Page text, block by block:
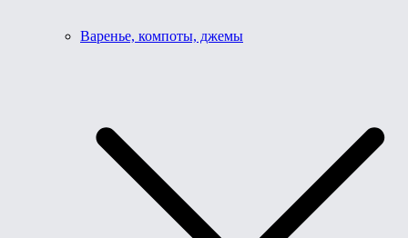
Варенье, компоты, джемы